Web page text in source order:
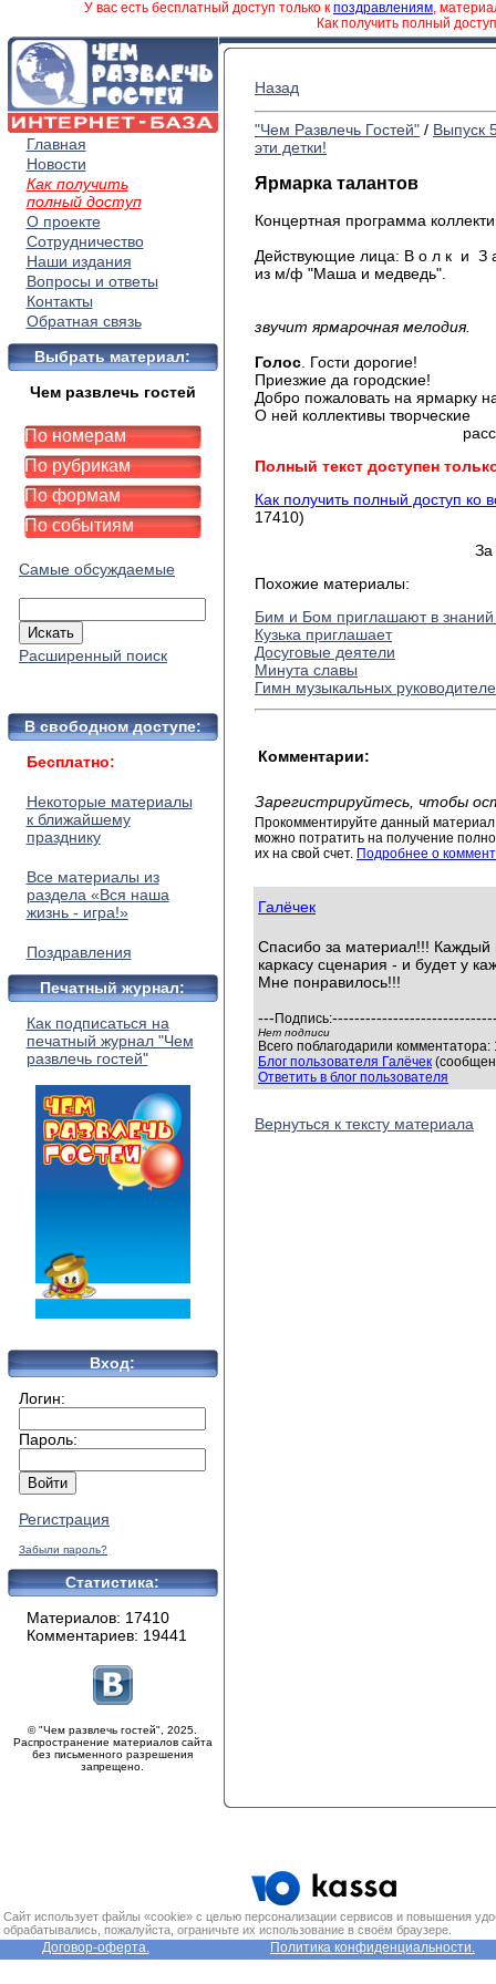
У вас есть бесплатный доступ только к поздравлениям,
Как получить полный
Главная
Новости
Как получить
полный доступ
О проекте
Сотрудничество
Наши издания
Вопросы и ответы
Контакты
Обратная связь
Выбрать материал:
Чем развлечь гостей
По номерам
По рубрикам
По формам
По событиям
Самые обсуждаемые
Расширенный поиск
В свободном доступе:
Бесплатно:
Некоторые материалы
к ближайшему
празднику
Все материалы из
раздела «Вся наша
жизнь - игра!»
Поздравления
Печатный журнал:
Как подписаться на
печатный журнал "Чем
развлечь гостей"
Вход:
Логин:
Пароль:
Регистрация
Забыли пароль?
Статистика:
Материалов: 17410
Комментариев: 19441
© "Чем развлечь гостей", 2025.
Распространение материалов сайта
без письменного разрешения
запрещено.
Назад
"Чем Развлечь Гостей" / Выпуск
эти детки!
Ярмарка талантов
Концертная программа
Действующие лица: В о л к и З
из м/ф "Маша и медведь".
звучит ярмарочная мелодия.
Голос . Гости дорогие!
Приезжие да городские!
Добро пожаловать на ярмарку
О ней коллективы творческие
Полный текст доступен
Как получить полный доступ ко
17410)
За
Похожие материалы:
Бим и Бом приглашают в
Кузька приглашает
Досуговые деятели
Минута славы
Гимн музыкальных
Комментарии:
Зарегистрируйтесь, чтобы
Прокомментируйте данный
можно потратить на получение
их на свой счет. Подробнее о
Галёчек
Спасибо за материал!!! Каждый
каркасу сценария - и будет у
Мне понравилось!!!
--- Подпись:
Нет подписи
Всего поблагодарили
Блог пользователя Галёчек
Ответить в блог пользователя
Вернуться к тексту материала
Сайт использует файлы «cookie» с целью персонализации сервисов и повышения
обрабатывались, пожалуйста, ограничьте их использование в своём браузере.
Договор-оферта. Политика конфиденциальности.